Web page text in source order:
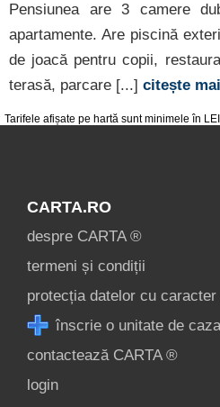
Tarifele afișate pe hartă sunt minimele în
Pensiunea are 3 camere
apartamente. Are piscină
de joacă pentru copii,
terasă, parcare [...] citește
CARTA.RO
despre CARTA ®
termeni și condiții
protecția datelor cu caracter
înscrie o unitate de
contactează CARTA ®
login